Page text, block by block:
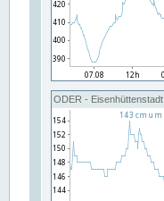
ODER - Eisenhüttenstadt